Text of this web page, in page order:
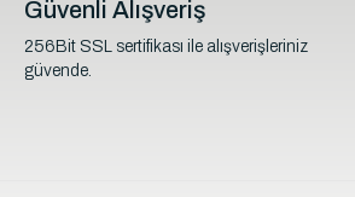
Güvenli Alışveriş
256Bit SSL sertifikası ile alışverişleriniz
güvende.